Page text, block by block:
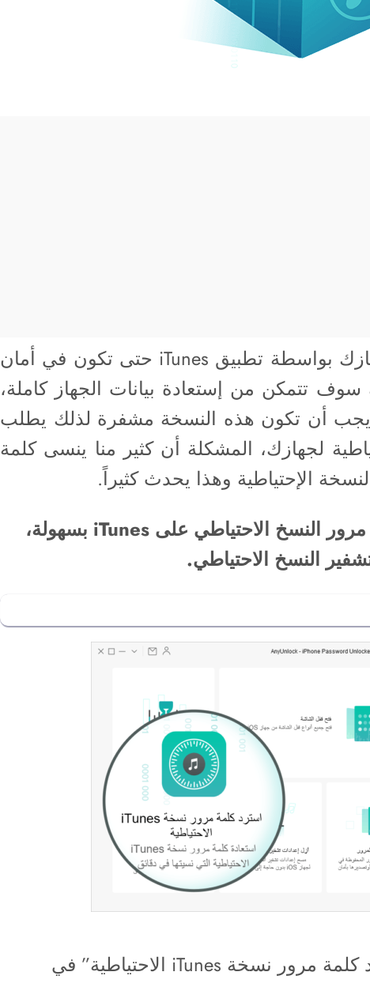
كثيراً ننصح بأخذ نسخة احتياطية لجهازك بواسطة تطبيق iTunes حتى تكون في أمان
تتمكن من إستعادة بيانات الجهاز كاملة،
يجب أن تكون هذه النسخة مشفرة لذلك يطلب
لجهازك، المشكلة أن كثير منا ينسى كلمة
الإحتياطية وهذا يحدث كثيراً.
برنامج AnyUnlock يستعيد كلمة مرور النسخ الاحتياطي على iTunes بسهولة،
النسخ الاحتياطي.
قم بتشغيل AnyUnlock واختر “استرد كلمة مرور نسخة iTunes الاحتياطية” في